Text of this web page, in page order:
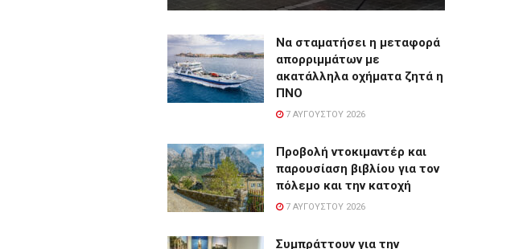
Να σταματήσει η μεταφορά
απορριμμάτων με
ακατάλληλα οχήματα ζητά η
ΠΝΟ
7 ΑΥΓΟΎΣΤΟΥ 2026
Προβολή ντοκιμαντέρ και
παρουσίαση βιβλίου για τον
πόλεμο και την κατοχή
7 ΑΥΓΟΎΣΤΟΥ 2026
Συμπράττουν για την